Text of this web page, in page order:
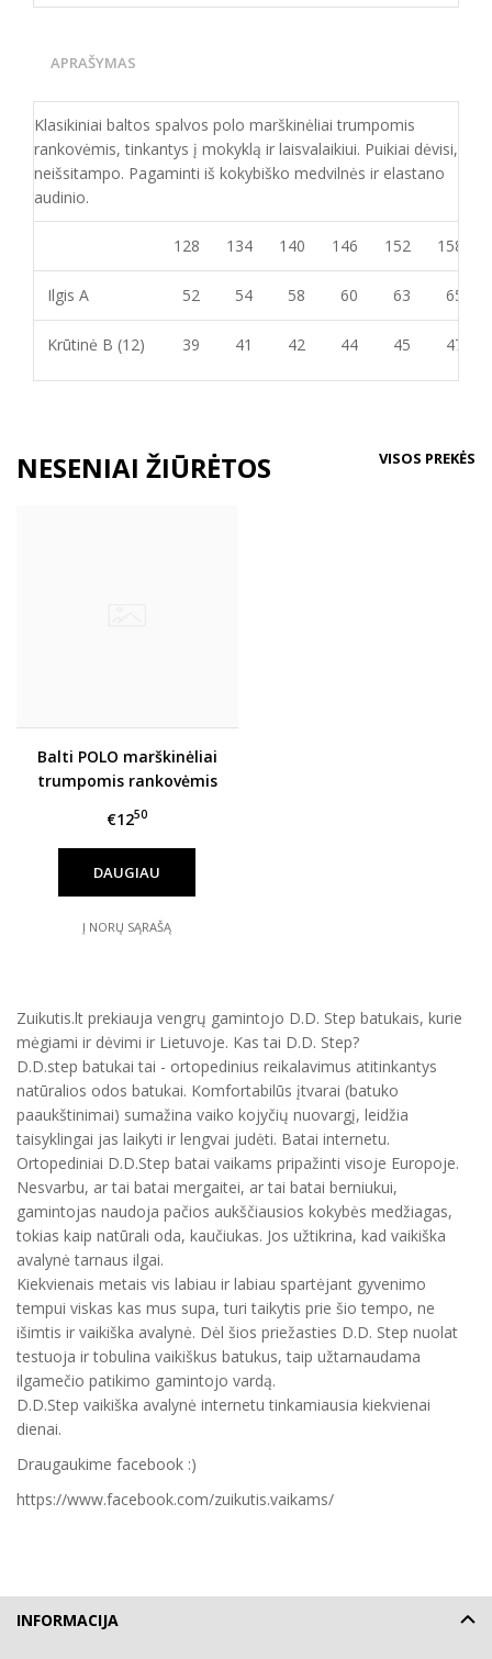
APRAŠYMAS
Klasikiniai baltos spalvos polo marškinėliai trumpomis
rankovėmis, tinkantys į mokyklą ir laisvalaikiui. Puikiai dėvisi,
neišsitampo. Pagaminti iš kokybiško medvilnės ir elastano
audinio.
128 134 140 146 152 158
Ilgis A 52 54 58 60 63 65
Krūtinė B (12) 39 41 42 44 45 47
NESENIAI ŽIŪRĖTOS VISOS PREKĖS
Balti POLO marškinėliai
trumpomis rankovėmis
€1250
DAUGIAU
Į NORŲ SĄRAŠĄ
Zuikutis.lt prekiauja vengrų gamintojo D.D. Step batukais, kurie
mėgiami ir dėvimi ir Lietuvoje. Kas tai D.D. Step?
D.D.step batukai tai - ortopedinius reikalavimus atitinkantys
natūralios odos batukai. Komfortabilūs įtvarai (batuko
paaukštinimai) sumažina vaiko kojyčių nuovargį, leidžia
taisyklingai jas laikyti ir lengvai judėti. Batai internetu.
Ortopediniai D.D.Step batai vaikams pripažinti visoje Europoje.
Nesvarbu, ar tai batai mergaitei, ar tai batai berniukui,
gamintojas naudoja pačios aukščiausios kokybės medžiagas,
tokias kaip natūrali oda, kaučiukas. Jos užtikrina, kad vaikiška
avalynė tarnaus ilgai.
Kiekvienais metais vis labiau ir labiau spartėjant gyvenimo
tempui viskas kas mus supa, turi taikytis prie šio tempo, ne
išimtis ir vaikiška avalynė. Dėl šios priežasties D.D. Step nuolat
testuoja ir tobulina vaikiškus batukus, taip užtarnaudama
ilgamečio patikimo gamintojo vardą.
D.D.Step vaikiška avalynė internetu tinkamiausia kiekvienai
dienai.
Draugaukime facebook :)
https://www.facebook.com/zuikutis.vaikams/
INFORMACIJA